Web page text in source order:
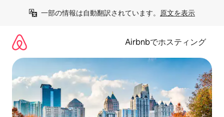
一部の情報は自動翻訳されています。 原文を表示
Airbnbでホスティング